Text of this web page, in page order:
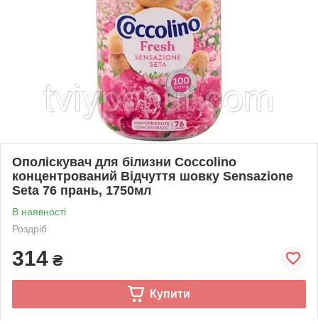
Ополіскувач для білизни Coccolino
концентрований Відчуття шовку Sensazione
Seta 76 прань, 1750мл
В наявності
Роздріб
314 ₴
Купити